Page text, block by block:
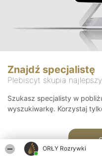
ORŁY Rozrywki
Znajdź specjalistę
Plebiscyt skupia
Szukasz specjalisty w
wyszukiwarkę. Korzystaj